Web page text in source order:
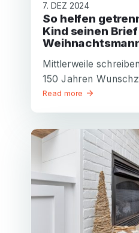
7. DEZ 2024
So helfen getrennte Eltern ihrem
Kind seinen
Mittlerweile
150 Jahren
Read more